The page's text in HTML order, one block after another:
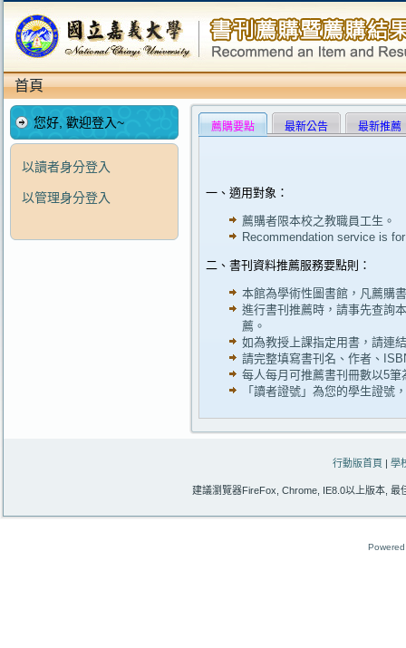
首頁
您好, 歡迎登入~
以讀者身分登入
以管理身分登入
薦購要點 最新公告 最新推薦
一、適用對象：
薦購者限本校之教職員工生。
Recommendation service is
二、書刊資料推薦服務要點則：
本館為學術性圖書館，凡薦購
進行書刊推薦時，請事先查詢
薦。
如為教授上課指定用書，請連
請完整填寫書刊名、作者、
每人每月可推薦書刊冊數以5筆
「讀者證號」為您的學生證號
行動版首頁 | 學
建議瀏覽器FireFox, Chrome, IE8.0以上版本,